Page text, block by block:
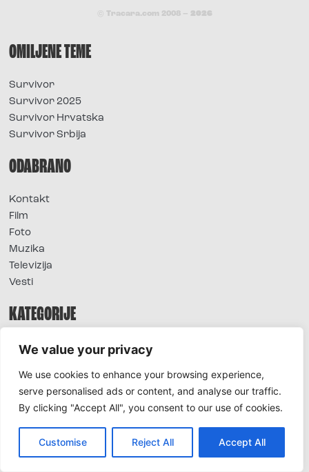
We value your privacy
We use cookies to enhance your browsing experience,
serve personalised ads or content, and analyse our traffic.
By clicking "Accept All", you consent to our use of cookies.
Customise Reject All Accept All
© Tracara.com 2008 – 2026
OMILJENE TEME
Survivor
Survivor 2025
Survivor Hrvatska
Survivor Srbija
ODABRANO
Kontakt
Film
Foto
Muzika
Televizija
Vesti
KATEGORIJE
O nama
Extra
Foto
Moda
TV